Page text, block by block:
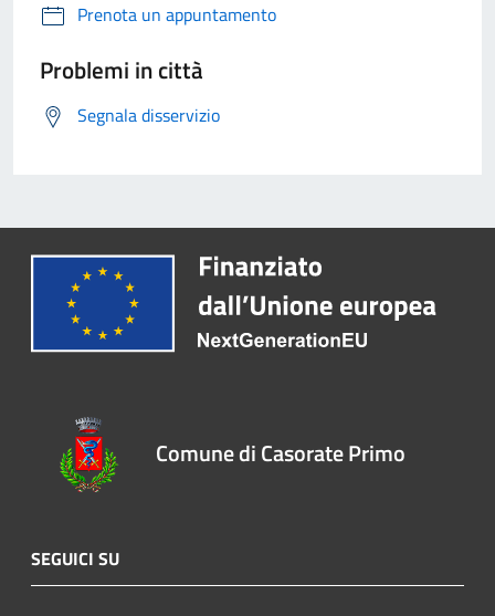
Prenota un appuntamento
Problemi in città
Segnala disservizio
Comune di Casorate Primo
SEGUICI SU